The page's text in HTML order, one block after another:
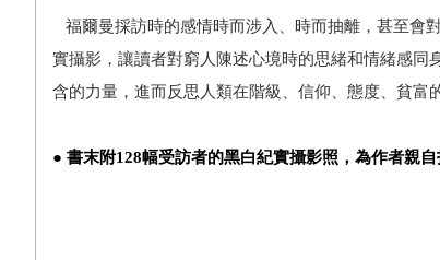
福爾曼採訪時的感情時而涉入、時而抽離，甚至會
實攝影，讓讀者對窮人陳述心境時的思緒和情緒感
含的力量，進而反思人類在階級、信仰、態度、貧富
● 書末附128幅受訪者的黑白紀實攝影照，為作者親自